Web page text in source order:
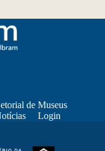
de Museus
Login